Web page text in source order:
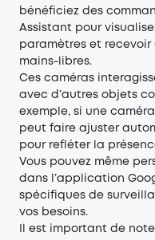
bénéficiez des
Assistant pour
paramètres et recevoir
mains-libres.
Ces caméras
avec d’autres objets
exemple, si une
peut faire ajuster
pour refléter la
Vous pouvez même
dans l’application
spécifiques de
vos besoins.
Il est important de